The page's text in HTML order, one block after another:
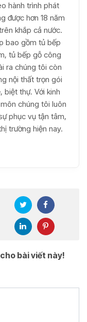
hành trình phát
được hơn 18 năm
khắp cả nước.
bao gồm tủ bếp
tủ bếp gỗ công
ra chúng tôi còn
nội thất trọn gói
biệt thự. Với kinh
chúng tôi luôn
phục vụ tận tâm,
trường hiện nay.
bài viết này!